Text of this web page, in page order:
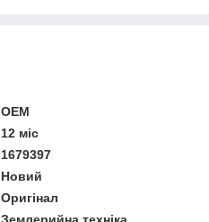
OEM
12 міс
1679397
Новий
Оригінал